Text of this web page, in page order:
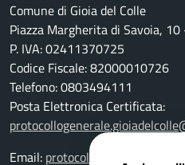
Comune di Gioia del Colle
Piazza Margherita di Savoia,
P. IVA: 02411370725
Codice Fiscale: 82000010726
Telefono: 0803494111
Posta Elettronica Certificata:
Email: